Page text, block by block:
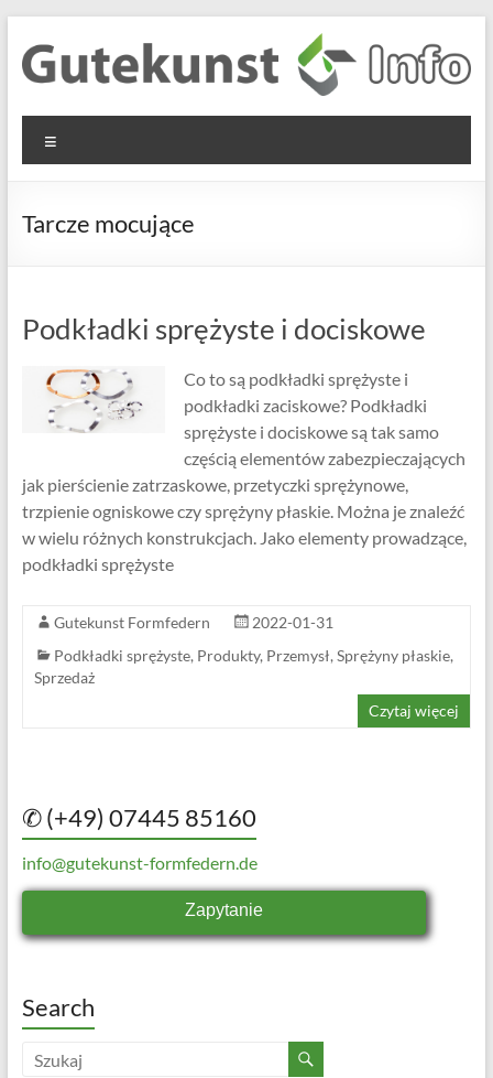
content
Gutekunst
Formfedern
GmbH
Informationen
Flachmaterial
Tarcze mocujące
Podkładki sprężyste i dociskowe
Co to są podkładki sprężyste i
podkładki zaciskowe? Podkładki
sprężyste i dociskowe są tak samo
częścią elementów zabezpieczających
jak pierścienie zatrzaskowe, przetyczki sprężynowe,
trzpienie ogniskowe czy sprężyny płaskie. Można je znaleźć
w wielu różnych konstrukcjach. Jako elementy prowadzące,
podkładki sprężyste
Gutekunst Formfedern
2022-01-31
Podkładki sprężyste, Produkty, Przemysł, Sprężyny płaskie,
Sprzedaż
Czytaj więcej
✆ (+49) 07445 85160
info@gutekunst-formfedern.de
Zapytanie
Search